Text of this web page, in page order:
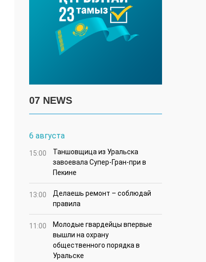
07 NEWS
6 августа
15:00
Таншовщица из Уральска
завоевала Супер-Гран-при в
Пекине
13:00
Делаешь ремонт – соблюдай
правила
11:00
Молодые гвардейцы впервые
вышли на охрану
общественного порядка в
Уральске